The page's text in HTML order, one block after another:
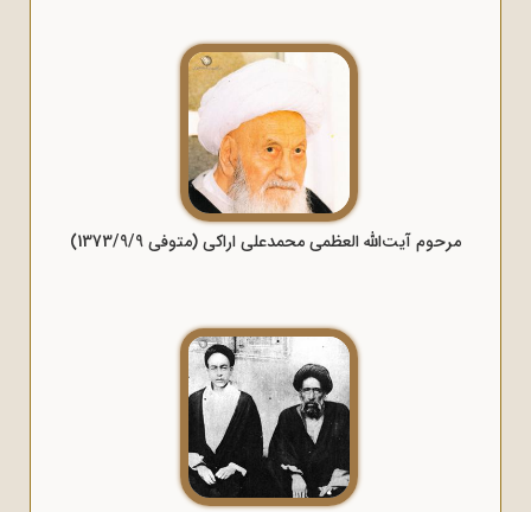
مرحوم آیت‌الله العظمی محمدعلی اراکی (متوفی 1373/9/9)